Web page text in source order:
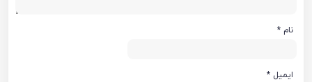
نام *
ایمیل *